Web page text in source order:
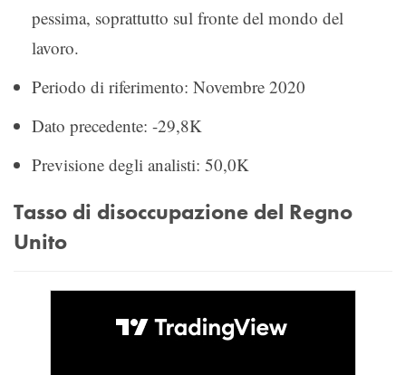
pessima, soprattutto sul fronte del mondo del
lavoro.
Periodo di riferimento: Novembre 2020
Dato precedente: -29,8K
Previsione degli analisti: 50,0K
Tasso di disoccupazione del Regno
Unito